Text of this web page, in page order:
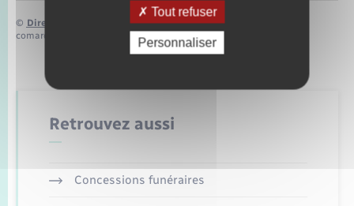
© Direction de l’information légale et administrative
comarquage developpé parbaseo.io
Retrouvez aussi
Concessions funéraires
Tout refuser
Personnaliser